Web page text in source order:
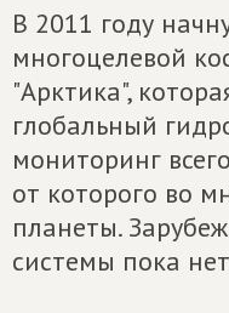
В 2011 году
многоцелевой
"Арктика",
глобальный
мониторинг
от которого во
планеты.
системы пока